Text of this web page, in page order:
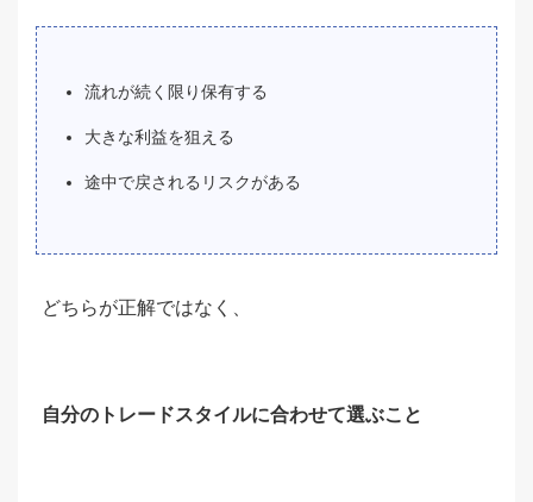
流れが続く限り保有する
大きな利益を狙える
途中で戻されるリスクがある
どちらが正解ではなく、
自分のトレードスタイルに合わせて選ぶこと